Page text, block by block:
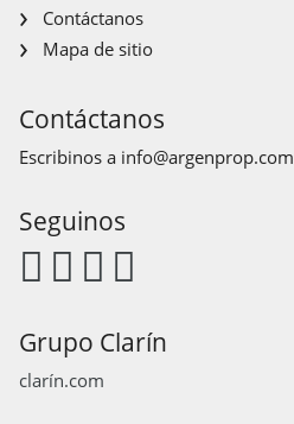
Contáctanos
Mapa de sitio
Contáctanos
Escribinos a info@argenprop.com
Seguinos
Grupo Clarín
clarín.com